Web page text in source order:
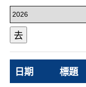
去
日期 標題